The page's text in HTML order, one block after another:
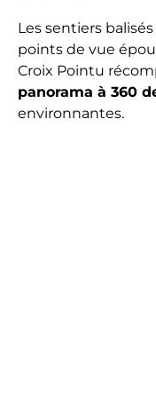
Les sentiers
points de vue
Croix Pointu
panorama à 360
environnantes.